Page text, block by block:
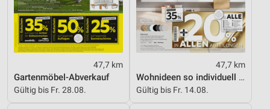
47,7 km
Gartenmöbel-Abverkauf
Gültig bis Fr. 28.08.
47,7 km
Wohnideen so individuell wie du!
Gültig bis Fr. 14.08.
Entwicklung und Verbesserung der Angebote
Verwendung reduzierter Daten zur Auswahl von
IAB-Besonderheiten:
Verwendung genauer Standortdaten